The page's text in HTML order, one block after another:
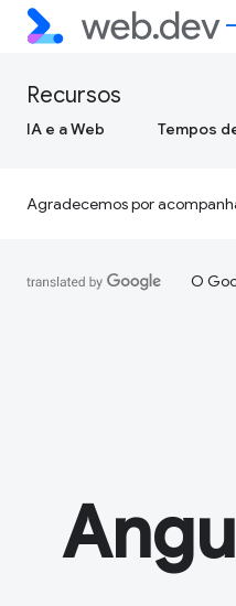
Recursos
IA e a Web Tempos
Agradecemos por
O